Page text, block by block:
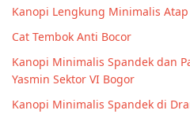
Kanopi Lengkung Minimalis
Cat Tembok Anti Bocor
Kanopi Minimalis Spandek dan
Yasmin Sektor VI Bogor
Kanopi Minimalis Spandek di